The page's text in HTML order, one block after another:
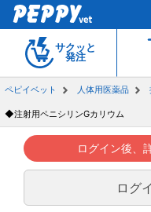
サクッと
発注
ペピイベット 人体用医薬品
◆注射用ペニシリンGカリウム
ログイン後、
ログ